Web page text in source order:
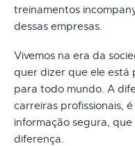
treinamentos
dessas empresas.
Vivemos na era da
quer dizer que ele está
para todo mundo. A
carreiras profissionais,
informação segura,
diferença.